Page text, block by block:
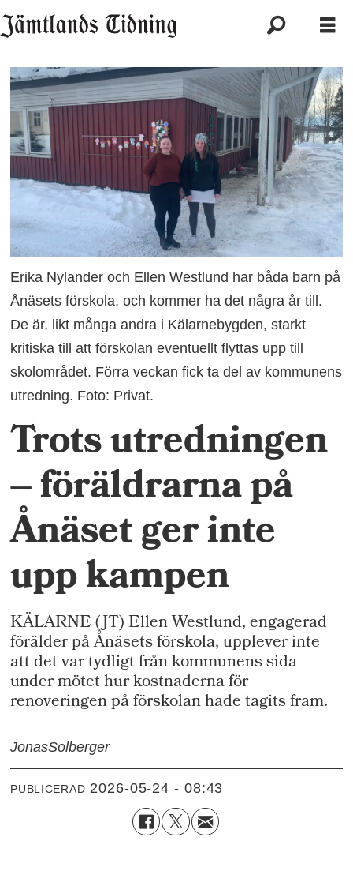
Erika Nylander och Ellen Westlund har båda barn på
Ånäsets förskola, och kommer ha det några år till.
De är, likt många andra i Kälarnebygden, starkt
kritiska till att förskolan eventuellt flyttas upp till
skolområdet. Förra veckan fick ta del av kommunens
utredning. Foto: Privat.
Trots utredningen
– föräldrarna på
Ånäset ger inte
upp kampen
KÄLARNE (JT) Ellen Westlund, engagerad
förälder på Ånäsets förskola, upplever inte
att det var tydligt från kommunens sida
under mötet hur kostnaderna för
renoveringen på förskolan hade tagits fram.
JonasSolberger
PUBLICERAD 2026-05-24 - 08:43